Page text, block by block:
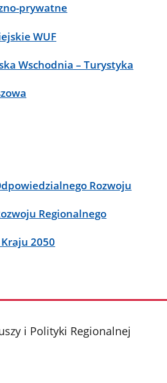
prywatne
WUF
Wschodnia – Turystyka
Rozwoju
Regionalnego
2050
i Polityki Regionalnej